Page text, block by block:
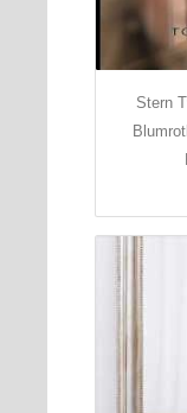
Stern